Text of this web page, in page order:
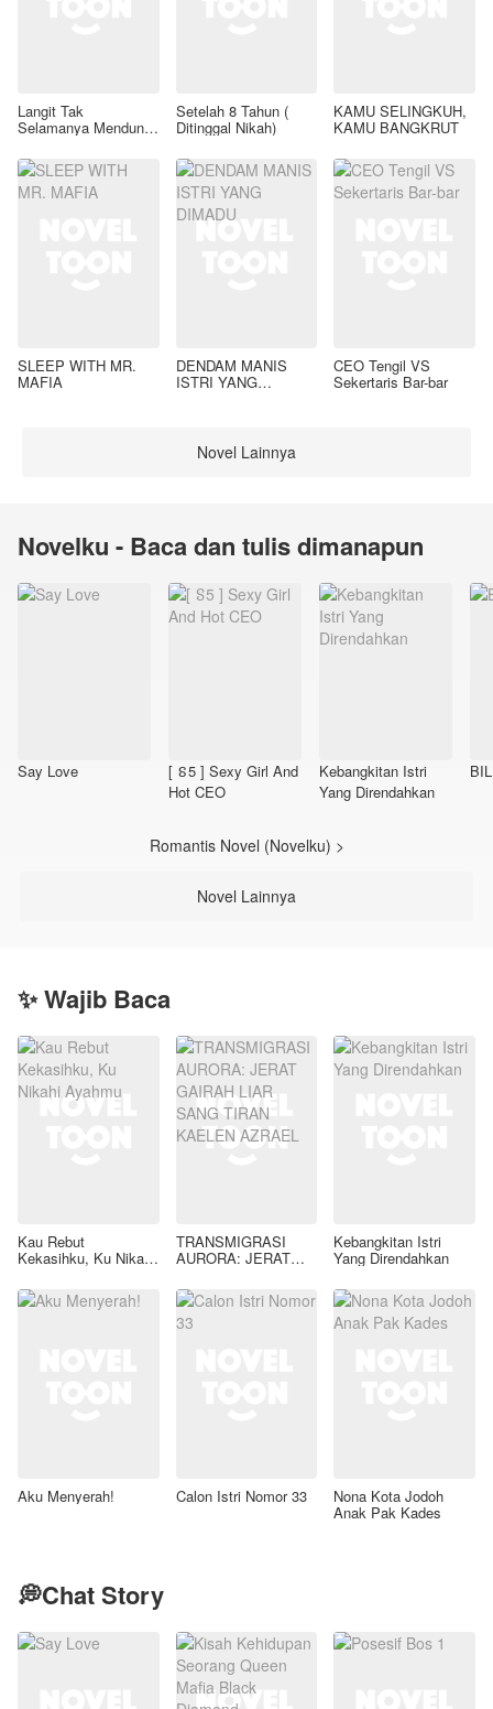
Langit Tak
Selamanya Mendung,
Setelah 8 Tahun (
Ditinggal Nikah)
KAMU SELINGKUH,
KAMU BANGKRUT
SLEEP WITH MR.
MAFIA
DENDAM MANIS
ISTRI YANG
CEO Tengil VS
Sekertaris Bar-bar
Novel Lainnya
Novelku - Baca dan tulis dimanapun
Say Love
[ ៜ5 ] Sexy Girl And
Hot CEO
Kebangkitan Istri
Yang Direndahkan
Romantis Novel (Novelku) >
Novel Lainnya
✨ Wajib Baca
Kau Rebut
Kekasihku, Ku Nikahi
TRANSMIGRASI
AURORA: JERAT
TIRAN KAELEN
AZRAEL
Kebangkitan Istri
Yang Direndahkan
Aku Menyerah! Calon Istri Nomor 33 Nona Kota Jodoh
Anak Pak Kades
💭Chat Story